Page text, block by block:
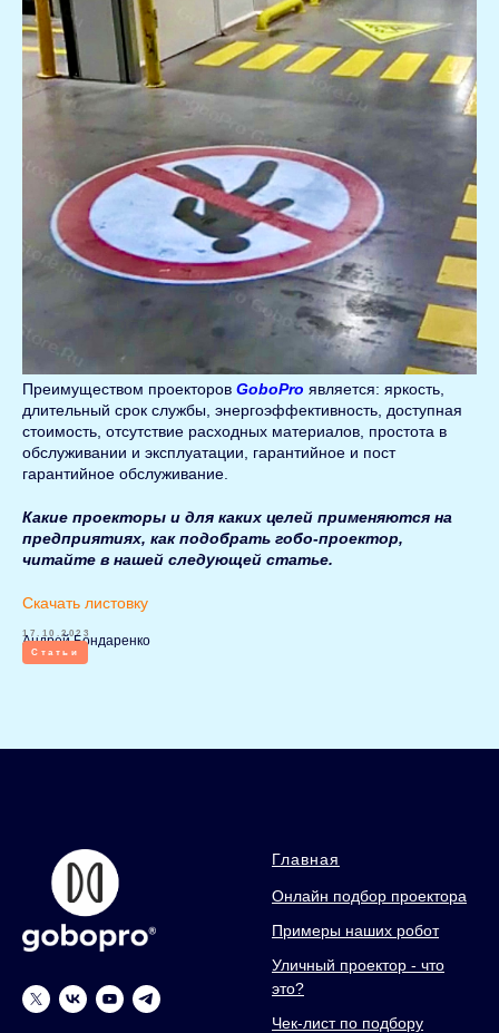
Преимуществом проекторов GoboPro является: яркость,
длительный срок службы, энергоэффективность, доступная
стоимость, отсутствие расходных материалов, простота в
обслуживании и эксплуатации, гарантийное и пост
гарантийное обслуживание.
Какие проекторы и для каких целей применяются на
предприятиях, как подобрать гобо-проектор,
читайте в нашей следующей статье.
Скачать листовку
17.10.2023
Андрей Бондаренко
Статьи
Главная
Онлайн подбор проектора
Примеры наших робот
Уличный проектор - что
это?
Чек-лист по подбору